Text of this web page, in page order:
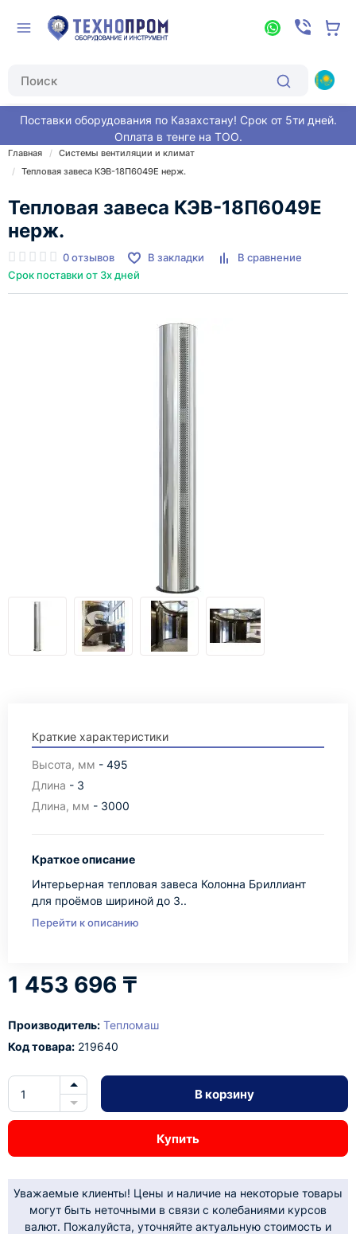
Поставки оборудования по Казахстану! Срок от 5ти дней.
Оплата в тенге на ТОО.
Главная
Системы вентиляции и климат
Тепловая завеса КЭВ-18П6049E нерж.
Тепловая завеса КЭВ-18П6049E
нерж.
0 отзывов В закладки
В сравнение
Срок поставки от 3х дней
Краткие характеристики
Высота, мм - 495
Длина - 3
Длина, мм - 3000
Краткое описание
Интерьерная тепловая завеса Колонна Бриллиант
для проёмов шириной до 3..
Перейти к описанию
1 453 696 ₸
Производитель: Тепломаш
Код товара: 219640
В корзину
Купить
Уважаемые клиенты! Цены и наличие на некоторые товары
могут быть неточными в связи с колебаниями курсов
валют. Пожалуйста, уточняйте актуальную стоимость и